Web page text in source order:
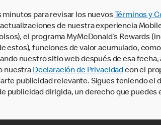
minutos para revisar los nuevos Términos y
de nuestra experiencia
el programa MyMcDonald’s Rewards
estos), funciones de valor acumulado,
nuestro sitio web después de esa
nuestra Declaración de Privacidadcon el
publicidad relevante. Sigues teniendo el
publicidad dirigida, un derecho que puedes